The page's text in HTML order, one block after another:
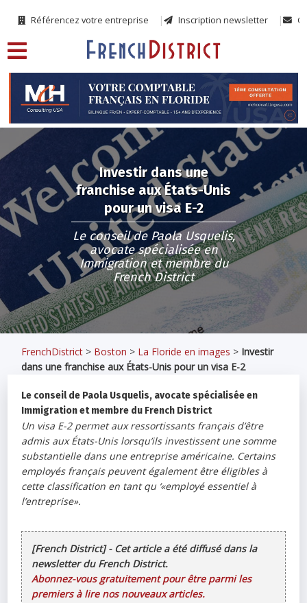
Référencez votre entreprise Inscription newsletter
Investir dans une
franchise aux États-Unis
pour un visa E-2
Le conseil de Paola Usquelis,
avocate spécialisée en
Immigration et membre du
French District
FrenchDistrict > Boston > La Floride en images > Investir
dans une franchise aux États-Unis pour un visa E-2
Le conseil de Paola Usquelis, avocate spécialisée en
Immigration et membre du French District
Un visa E-2 permet aux ressortissants français d’être
admis aux États-Unis lorsqu’ils investissent une somme
substantielle dans une entreprise américaine. Certains
employés français peuvent également être éligibles à
cette classification en tant qu ‘«employé essentiel à
l’entreprise».
[French District] - Cet article a été diffusé dans la
newsletter du French District.
Abonnez-vous gratuitement pour être parmi les
premiers à lire nos nouveaux articles.